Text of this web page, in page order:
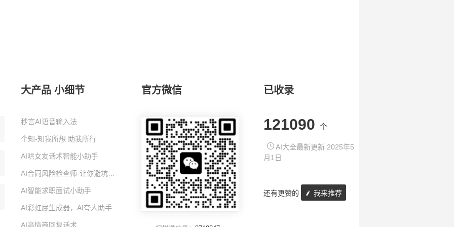
大产品 小细节
秒言AI语音输入法
个知-知我所想 助我所行
AI哄女友话术智能小助手
AI智能求职面试小助手
AI彩虹屁生成器，AI夸人助手
AI高情商回复话术
官方微信 已收录
121090 个
AI大全最新更新 2025年5
月1日
还有更赞的 我来推荐